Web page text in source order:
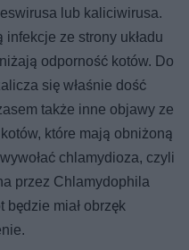
lub kaliciwirusa.
ze strony układu
odporność kotów. Do
się właśnie dość
także inne objawy ze
które mają obniżoną
chlamydioza, czyli
przez Chlamydophila
miał obrzęk